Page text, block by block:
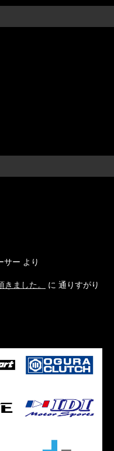
サー より
ました。 に 通りすがり